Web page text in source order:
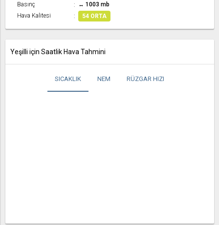
Basınç
↔ 1003 mb
Hava Kalitesi
54 ORTA
Yeşilli için Saatlik Hava Tahmini
SICAKLIK NEM RÜZGAR HIZI